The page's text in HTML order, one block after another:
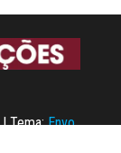
|Tema:Envo